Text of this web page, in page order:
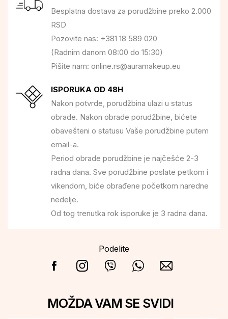
Besplatna dostava za porudžbine preko 2.000
RSD
Pozovite nas: +381 18 589 020
(Radnim danom 08:00 do 15:30)
Pišite nam: online.rs@auramakeup.eu
ISPORUKA OD 48H
Nakon potvrde, porudžbina ulazi u status
obrade. Nakon obrade porudžbine, bićete
obavešteni o statusu Vaše porudžbine putem
email-a.
Period obrade porudžbine je najčešće 2-3
radna dana. Sve porudžbine poslate petkom i
vikendom, biće obrađene početkom naredne
nedelje.
Od tog trenutka rok isporuke je 3 radna dana.
Podelite
MOŽDA VAM SE SVIDI